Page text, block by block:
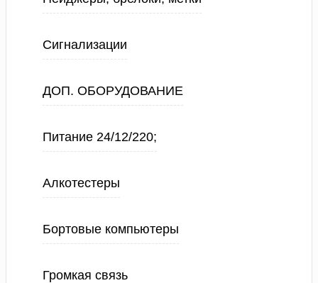
Сигнализации
ДОП. ОБОРУДОВАНИЕ
Питание 24/12/220;
Алкотестеры
Бортовые компьютеры
Громкая связь